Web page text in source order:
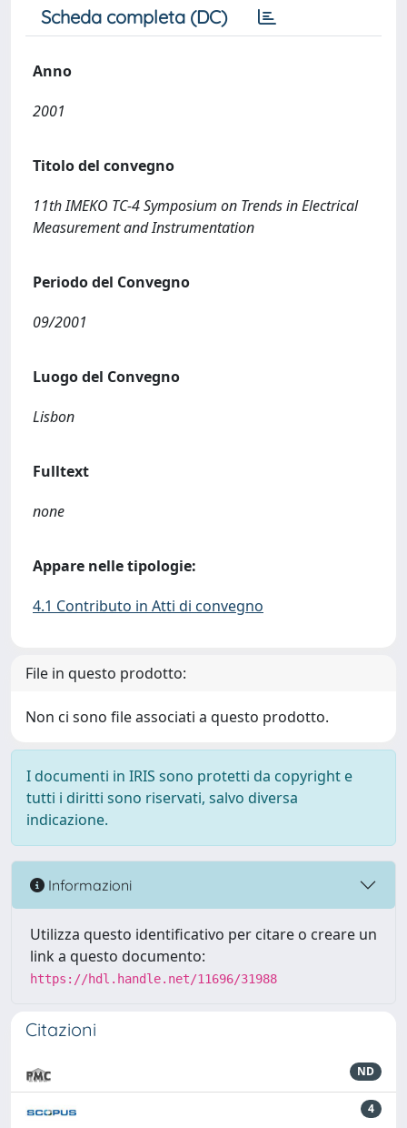
Scheda completa (DC)
Anno
2001
Titolo del convegno
11th IMEKO TC-4 Symposium on Trends in Electrical
Measurement and Instrumentation
Periodo del Convegno
09/2001
Luogo del Convegno
Lisbon
Fulltext
none
Appare nelle tipologie:
4.1 Contributo in Atti di convegno
File in questo prodotto:
Non ci sono file associati a questo prodotto.
I documenti in IRIS sono protetti da copyright e
tutti i diritti sono riservati, salvo diversa
indicazione.
Informazioni
Utilizza questo identificativo per citare o creare un
link a questo documento:
https://hdl.handle.net/11696/31988
Citazioni
ND
4